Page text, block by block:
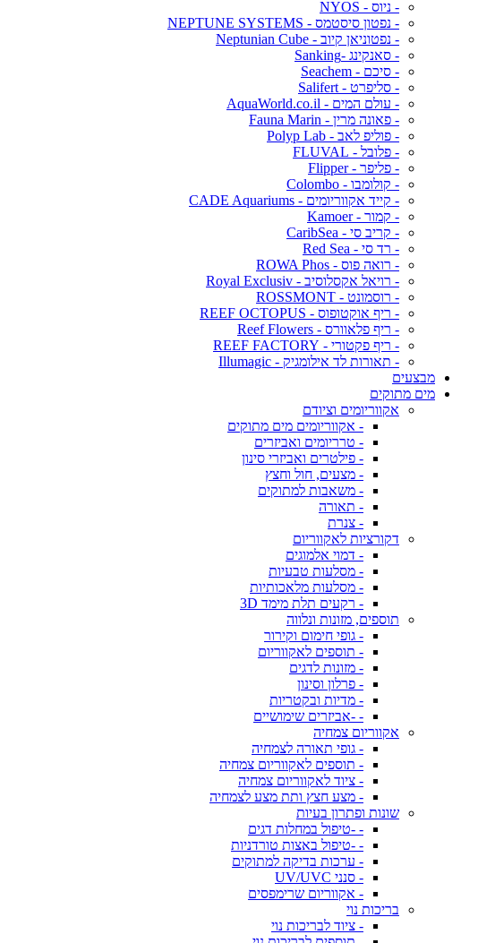
- ניוס - NYOS
- נפטון סיסטמס - NEPTUNE SYSTEMS
- נפטוניאן קיוב - Neptunian Cube
- סאנקינג -Sanking
- סיכם - Seachem
- סליפרט - Salifert
- עולם המים - AquaWorld.co.il
- פאונה מרין - Fauna Marin
- פוליפ לאב - Polyp Lab
- פלובל - FLUVAL
- פליפר - Flipper
- קולומבו - Colombo
- קייד אקווריומים - CADE Aquariums
- קמור - Kamoer
- קריב סי - CaribSea
- רד סי - Red Sea
- רואה פוס - ROWA Phos
- רויאל אקסלוסיב - Royal Exclusiv
- רוסמונט - ROSSMONT
- ריף אוקטופוס - REEF OCTOPUS
- ריף פלאוורס - Reef Flowers
- ריף פקטורי - REEF FACTORY
- תאורות לד אילומגיק - Illumagic
מבצעים
מים מתוקים
אקווריומים וציודם
- אקווריומים מים מתוקים
- טרריומים ואביזרים
- פילטרים ואביזרי סינון
- מצעים, חול וחצץ
- משאבות למתוקים
- תאורה
- צנרת
דקורציות לאקווריום
- דמוי אלמוגים
- מסלעות טבעיות
- מסלעות מלאכותיות
- רקעים תלת מימד 3D
תוספים, מזונות ונלווה
- גופי חימום וקירור
- תוספים לאקווריום
- מזונות לדגים
- פרלון וסינון
- מדיות ובקטריות
- -אביזרים שימושיים
אקווריום צמחיה
- גופי תאורה לצמחיה
- תוספים לאקווריום צמחיה
- ציוד לאקווריום צמחיה
- מצע חצץ ותת מצע לצמחיה
שונות ופתרון בעיות
- -טיפול במחלות דגים
- -טיפול באצות טורדניות
- ערכות בדיקה למתוקים
- סנני UV/UVC
- אקווריום שרימפסים
בריכות נוי
- ציוד לבריכות נוי